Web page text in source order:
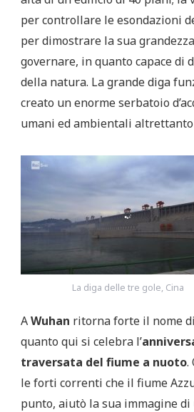
per controllare le esondazioni
per dimostrare la sua
governare, in quanto capace di
della natura. La grande diga
creato un enorme serbatoio
umani ed ambientali
La diga delle tre gole, Cina
AWuhan ritorna forte il nome di
quanto qui si celebra l’
traversata del fiume a nuoto.
le forti correnti che il fiume
punto, aiutò la sua immagine di